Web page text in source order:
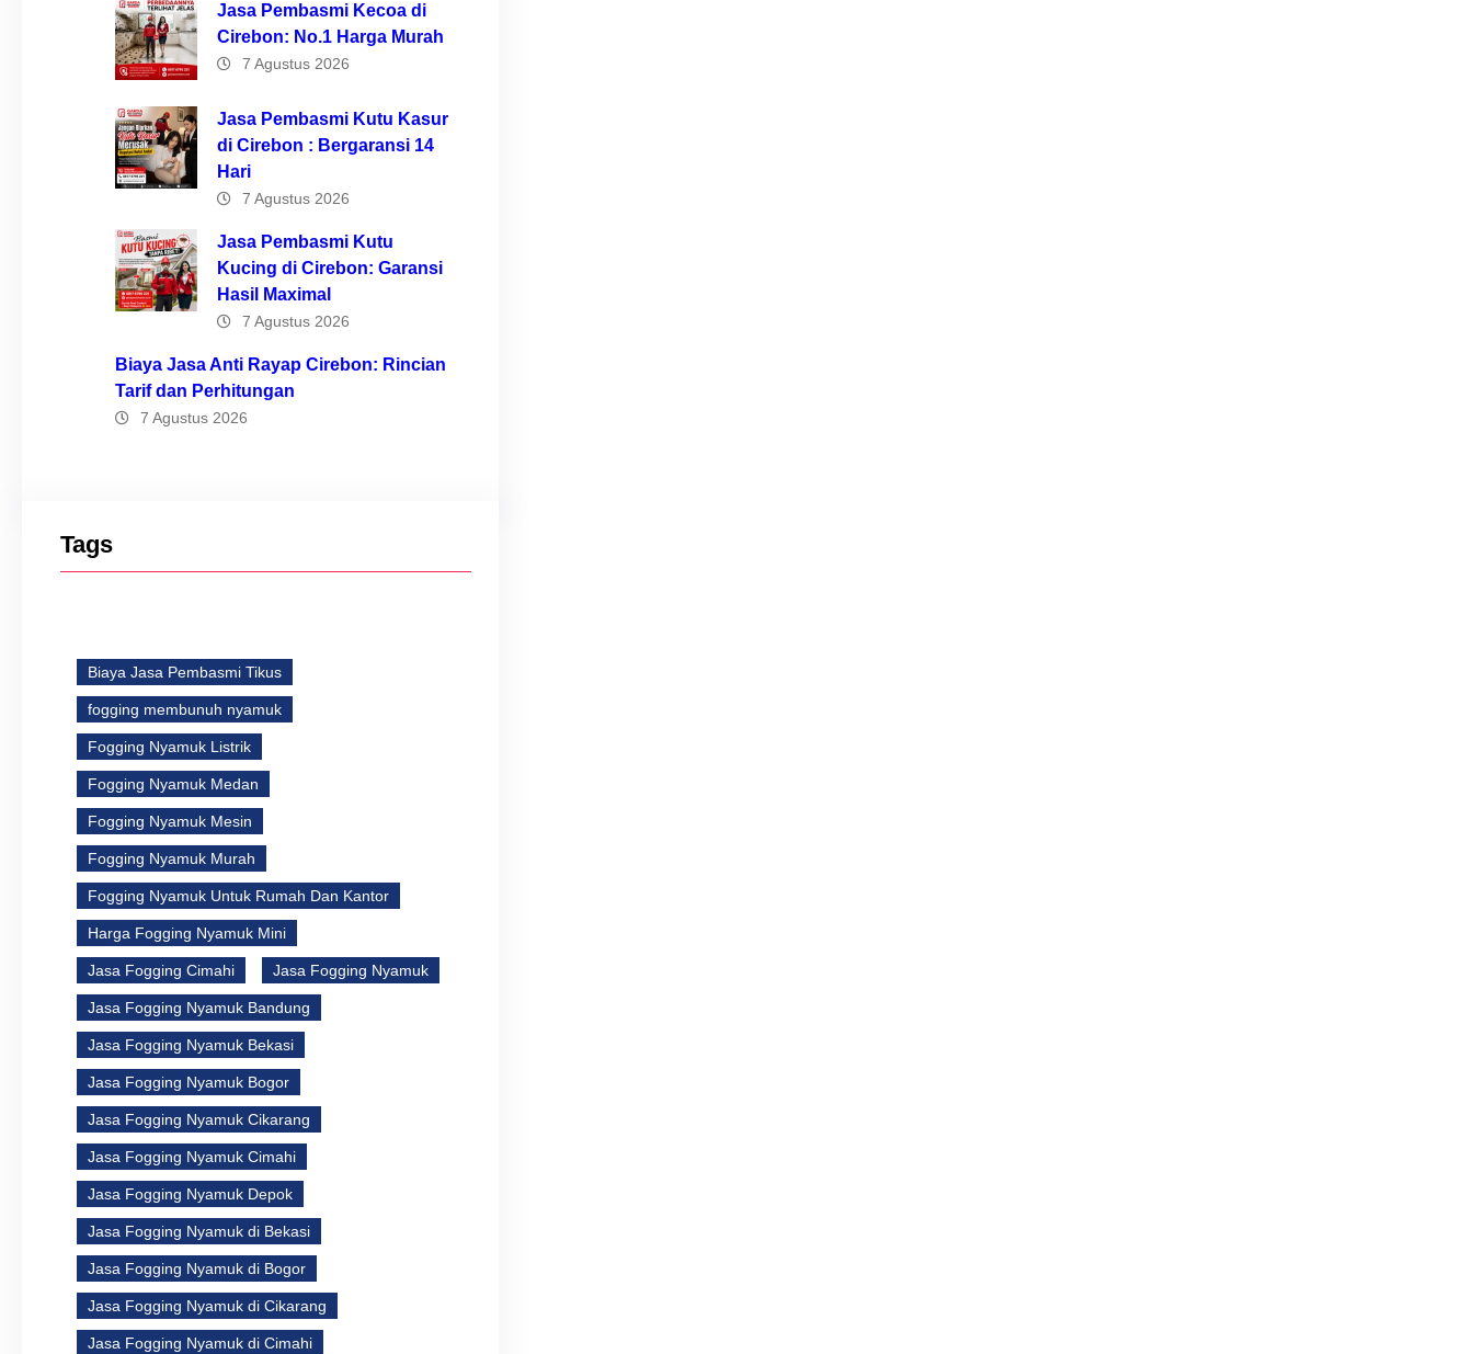
Jasa Pembasmi Kecoa di
Cirebon: No.1 Harga Murah
7 Agustus 2026
Jasa Pembasmi Kutu Kasur
di Cirebon : Bergaransi 14
Hari
7 Agustus 2026
Jasa Pembasmi Kutu
Kucing di Cirebon: Garansi
Hasil Maximal
7 Agustus 2026
Biaya Jasa Anti Rayap Cirebon: Rincian
Tarif dan Perhitungan
7 Agustus 2026
Tags
Biaya Jasa Pembasmi Tikus
fogging membunuh nyamuk
Fogging Nyamuk Listrik
Fogging Nyamuk Medan
Fogging Nyamuk Mesin
Fogging Nyamuk Murah
Fogging Nyamuk Untuk Rumah Dan Kantor
Harga Fogging Nyamuk Mini
Jasa Fogging Cimahi Jasa Fogging Nyamuk
Jasa Fogging Nyamuk Bandung
Jasa Fogging Nyamuk Bekasi
Jasa Fogging Nyamuk Bogor
Jasa Fogging Nyamuk Cikarang
Jasa Fogging Nyamuk Cimahi
Jasa Fogging Nyamuk Depok
Jasa Fogging Nyamuk di Bekasi
Jasa Fogging Nyamuk di Bogor
Jasa Fogging Nyamuk di Cikarang
Jasa Fogging Nyamuk di Cimahi